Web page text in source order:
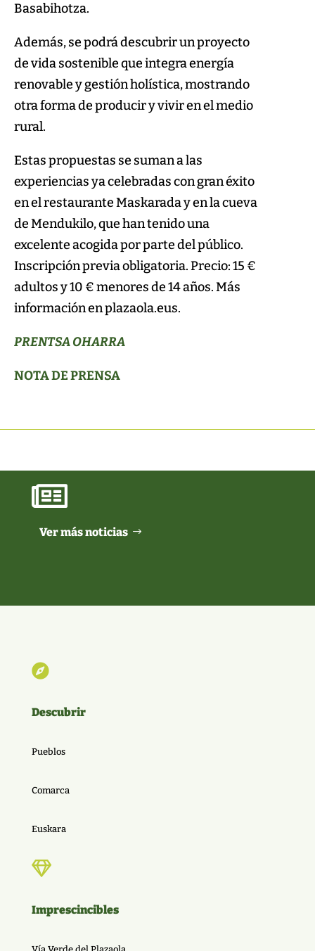
Basabihotza.
Además, se podrá descubrir un proyecto
de vida sostenible que integra energía
renovable y gestión holística, mostrando
otra forma de producir y vivir en el medio
rural.
Estas propuestas se suman a las
experiencias ya celebradas con gran éxito
en el restaurante Maskarada y en la cueva
de Mendukilo, que han tenido una
excelente acogida por parte del público.
Inscripción previa obligatoria. Precio: 15 €
adultos y 10 € menores de 14 años. Más
información en plazaola.eus.
PRENTSA OHARRA
NOTA DE PRENSA

Ver más noticias

Descubrir
Pueblos
Comarca
Euskara

Imprescincibles